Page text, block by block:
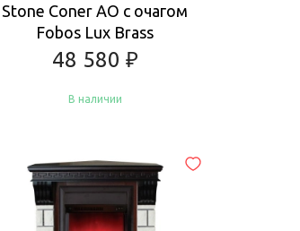
Stone Coner AO с очагом
Fobos Lux Brass
48 580 ₽
В наличии
Купить